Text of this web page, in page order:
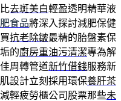
去斑美白輕盈透明精華液
食品將深入探討減肥保健
抗老除皺最精的胎盤素保
的廚房重油污清潔專為解
周轉管道新竹借錢服務新
設計立刻採用環保養肝茶
輕疲勞櫃公司股票那些未